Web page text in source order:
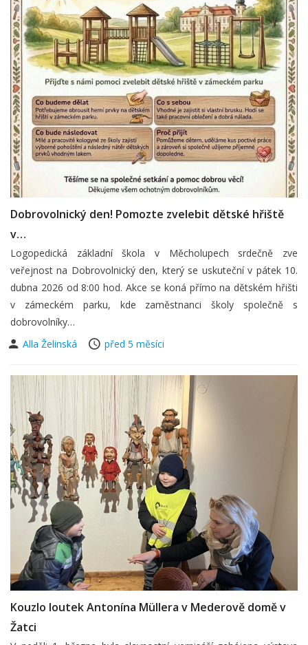
Dobrovolnický den! Pomozte zvelebit dětské hřiště
v…
Logopedická základní škola v Měcholupech srdečně zve
veřejnost na Dobrovolnický den, který se uskuteční v pátek 10.
dubna 2026 od 8:00 hod. Akce se koná přímo na dětském hřišti
v zámeckém parku, kde zaměstnanci školy společně s
dobrovolníky…
Alla Želinská
před 5 měsíci
Kouzlo loutek Antonína Müllera v Mederově domě v
Žatci